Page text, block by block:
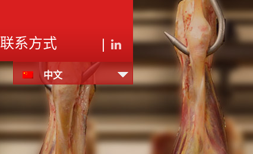
中文
English
Français
Deutsch
Español
|
联系方式